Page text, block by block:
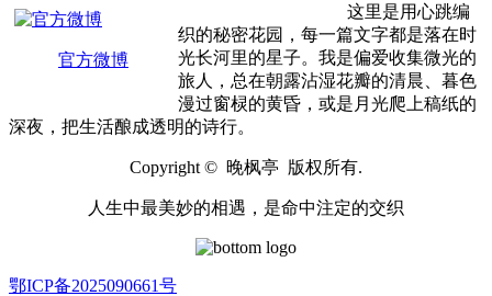
官方微博
这里是用心跳编
织的秘密花园，每一篇文字都是落在时
光长河里的星子。我是偏爱收集微光的
旅人，总在朝露沾湿花瓣的清晨、暮色
漫过窗棂的黄昏，或是月光爬上稿纸的
深夜，把生活酿成透明的诗行。
Copyright © 晚枫亭 版权所有.
人生中最美妙的相遇，是命中注定的交织
鄂ICP备2025090661号